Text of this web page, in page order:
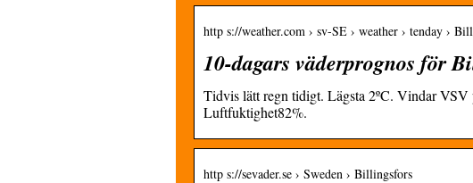
http s://weather.com › sv-SE › weather › tenday ›
10-dagars väderprognos för
Tidvis lätt regn tidigt. Lägsta 2ºC. Vindar
Luftfuktighet82%.
http s://sevader.se › Sweden › Billingsfors